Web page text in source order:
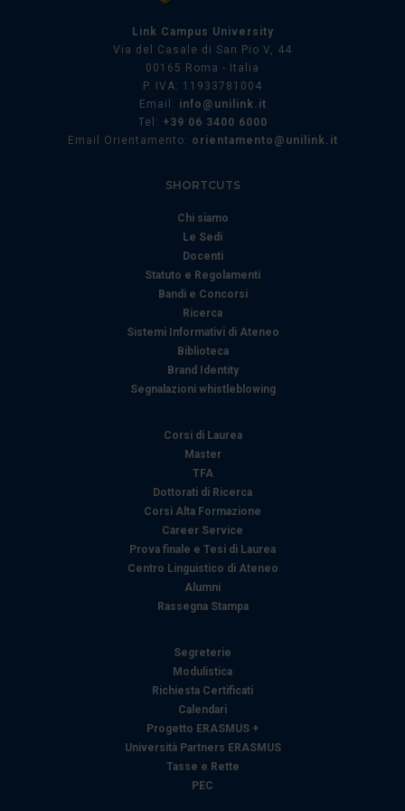
analizzare il nostro traffico. Condividiamo inoltre
informazioni sul modo in cui utilizza il nostro sito con i
pubblicità e social media, i quali potrebbero combinarle
con altre informazioni che ha fornito loro o che hanno
raccolto dal suo utilizzo dei loro servizi.
Link Campus University
Via del Casale di San Pio V, 44
00165 Roma - Italia
P. IVA: 11933781004
Email: info@unilink.it
Tel: +39 06 3400 6000
Email Orientamento: orientamento@unilink.it
SHORTCUTS
Chi siamo
Le Sedi
Docenti
Statuto e Regolamenti
Bandi e Concorsi
Ricerca
Sistemi Informativi di Ateneo
Biblioteca
Brand Identity
Segnalazioni whistleblowing
Corsi di Laurea
Master
TFA
Dottorati di Ricerca
Corsi Alta Formazione
Career Service
Prova finale e Tesi di Laurea
Centro Linguistico di Ateneo
Alumni
Rassegna Stampa
Segreterie
Modulistica
Richiesta Certificati
Calendari
Progetto ERASMUS +
Università Partners ERASMUS
Tasse e Rette
PEC